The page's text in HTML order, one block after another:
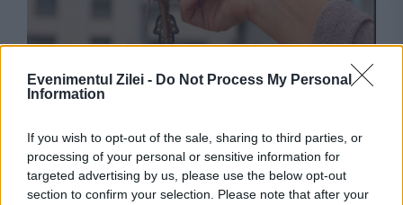
Evenimentul Zilei - Do Not Process My Personal
Information
If you wish to opt-out of the sale, sharing to third parties, or
processing of your personal or sensitive information for
targeted advertising by us, please use the below opt-out
section to confirm your selection. Please note that after your
Credite de sute de milioane de euro, în
așteptare din cauza problemelor de la ANCPI.
Mii de cumpărători, afectați